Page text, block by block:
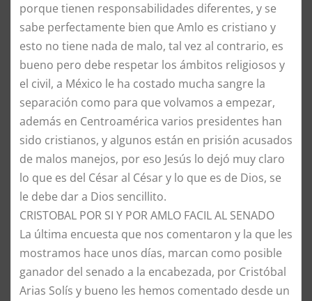
porque tienen responsabilidades diferentes, y se
sabe perfectamente bien que Amlo es cristiano y
esto no tiene nada de malo, tal vez al contrario, es
bueno pero debe respetar los ámbitos religiosos y
el civil, a México le ha costado mucha sangre la
separación como para que volvamos a empezar,
además en Centroamérica varios presidentes han
sido cristianos, y algunos están en prisión acusados
de malos manejos, por eso Jesús lo dejó muy claro
lo que es del César al César y lo que es de Dios, se
le debe dar a Dios sencillito.
CRISTOBAL POR SI Y POR AMLO FACIL AL SENADO
La última encuesta que nos comentaron y la que les
mostramos hace unos días, marcan como posible
ganador del senado a la encabezada, por Cristóbal
Arias Solís y bueno les hemos comentado desde un